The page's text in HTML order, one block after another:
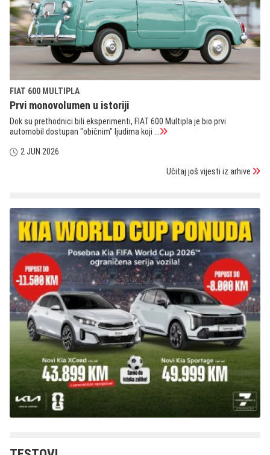
FIAT 600 MULTIPLA
Prvi monovolumen u istoriji
Dok su prethodnici bili eksperimenti, FIAT 600 Multipla je bio prvi
automobil dostupan "običnim" ljudima koji ...
2 JUN 2026
Učitaj još vijesti iz arhive